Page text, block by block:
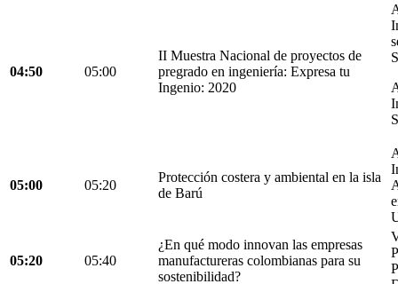
04:50 05:00
II Muestra Nacional de proyectos de
pregrado en ingeniería: Expresa tu
Ingenio: 2020
05:00 05:20
Protección costera y ambiental en la isla
de Barú
05:20 05:40
¿En qué modo innovan las empresas
manufactureras colombianas para su
sostenibilidad?